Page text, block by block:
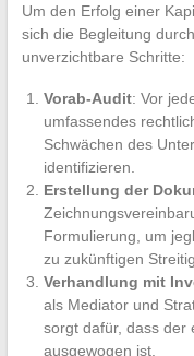
Um den Erfolg einer
sich die Begleitung
unverzichtbare Schritte:
Vorab-Audit: Vor
umfassendes
Schwächen des
identifizieren.
Erstellung der
Formulierung, um
zu zukünftigen
Verhandlung mit
als Mediator und
sorgt dafür, dass der
ausgewogen ist.